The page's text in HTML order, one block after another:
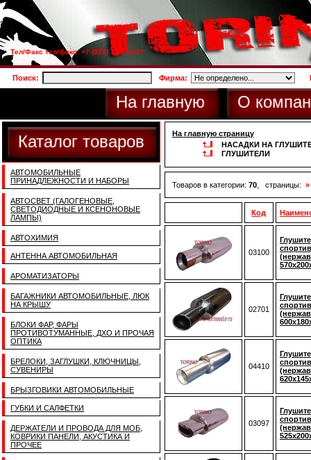
Тел/Факс тел/факс: +7 (925) 733-66-27
Поиск: Фирма:
На главную О
Каталог товаров
АВТОМОБИЛЬНЫЕ
ПРИНАДЛЕЖНОСТИ И НАБОРЫ
АВТОСВЕТ (ГАЛОГЕНОВЫЕ,
СВЕТОДИОДНЫЕ И КСЕНОНОВЫЕ
ЛАМПЫ)
АВТОХИМИЯ
АНТЕННА АВТОМОБИЛЬНАЯ
АРОМАТИЗАТОРЫ
БАГАЖНИКИ АВТОМОБИЛЬНЫЕ, ЛЮК
НА КРЫШУ
БЛОКИ ФАР, ФАРЫ
ПРОТИВОТУМАННЫЕ, ДХО И ПРОЧАЯ
ОПТИКА
БРЕЛОКИ, ЗАГЛУШКИ, КЛЮЧНИЦЫ,
СУВЕНИРЫ
БРЫЗГОВИКИ АВТОМОБИЛЬНЫЕ
ГУБКИ И САЛФЕТКИ
ДЕРЖАТЕЛИ И ПРОВОДА ДЛЯ МОБ,
КОВРИКИ ПАНЕЛИ, АКУСТИКА И
ПРОЧЕЕ
На главную страницу
НАСАДКИ НА
ГЛУШИТЕЛИ
Товаров в категории: 70 , страницы: »
Код
03100
02701
04410
03097